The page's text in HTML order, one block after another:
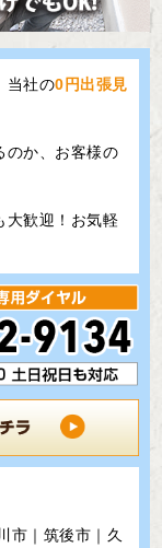
当社の0円出張見
のか、お客様の
大歓迎！お気軽
市｜筑後市｜久